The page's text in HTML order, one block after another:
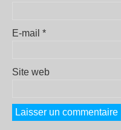
E-mail *
Site web